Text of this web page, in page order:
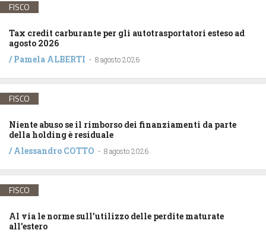
FISCO
Tax credit carburante per gli autotrasportatori esteso ad
agosto 2026
/Pamela ALBERTI - 8 agosto 2026
FISCO
Niente abuso se il rimborso dei finanziamenti da parte
della holding è residuale
/Alessandro COTTO - 8 agosto 2026
FISCO
Al via le norme sull’utilizzo delle perdite maturate
all’estero